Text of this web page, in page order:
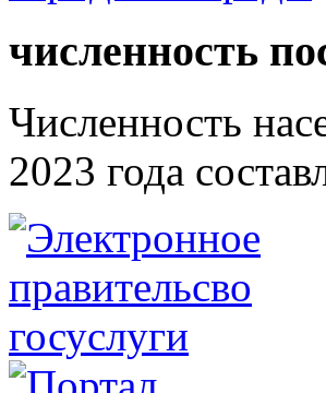
численность
Численность
2023 года